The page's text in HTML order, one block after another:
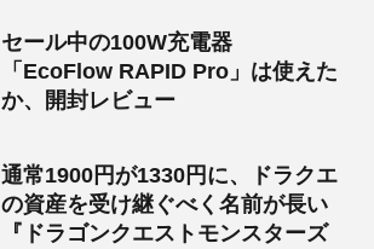
セール中の100W充電器
「EcoFlow RAPID Pro」は使えた
か、開封レビュー
通常1900円が1330円に、ドラクエ
の資産を受け継ぐべく名前が長い
『ドラゴンクエストモンスターズ